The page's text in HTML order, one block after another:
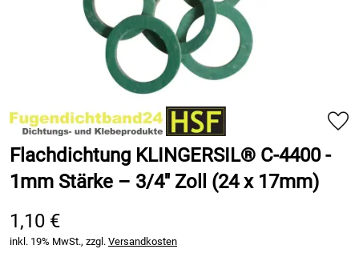
Flachdichtung KLINGERSIL® C-4400 -
1mm Stärke – 3/4′′ Zoll (24 x 17mm)
1,10 €
inkl. 19% MwSt., zzgl. Versandkosten